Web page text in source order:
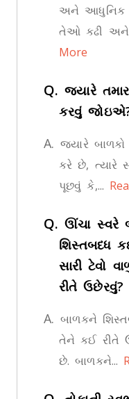
અને આધુનિક
તેઓ કઢી અને
More
Q.જ્યારે
કરવું
A.જ્યારે
કરે છે, ત્યારે
પૂછવું કે,...
Q.ઊંચા સ્વરે
શિસ્તબધ્ધ
સારી ટેવો
રીતે ઉછેરવું?
A.બાળકને
તેને કઈ રીતે
છે. બાળકને...